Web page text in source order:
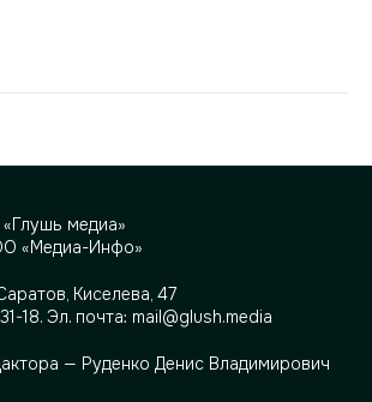
медиа»
«Медиа-Инфо»
Киселева, 47
18. Эл. почта: mail@glush.media
— Руденко Денис Владимирович